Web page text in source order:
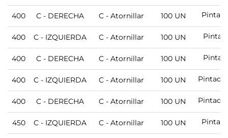
400 C - DERECHA C - Atornillar 100 UN
400 C - IZQUIERDA C - Atornillar 100 UN
400 C - DERECHA C - Atornillar 100 UN
400 C - IZQUIERDA C - Atornillar 100 UN
400 C - DERECHA C - Atornillar 100 UN
450 C - IZQUIERDA C - Atornillar 100 UN